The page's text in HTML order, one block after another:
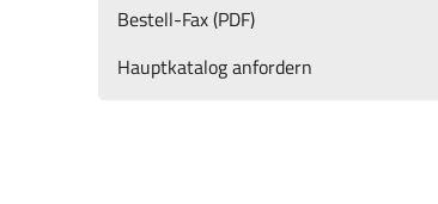
Bestell-Fax (PDF)
Hauptkatalog anfordern